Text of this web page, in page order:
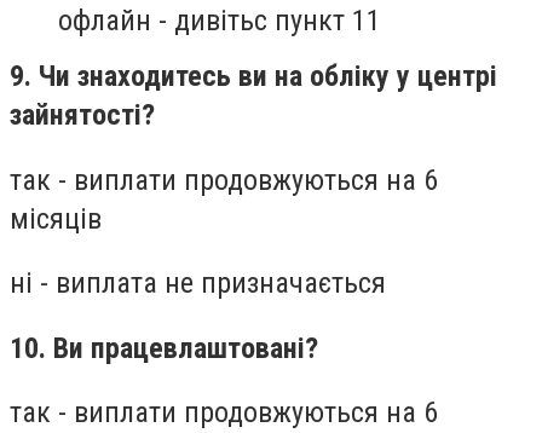
офлайн - дивітьс пункт 11
9. Чи знаходитесь ви на обліку у центрі
зайнятості?
так - виплати продовжуються на 6
місяців
ні - виплата не призначається
10. Ви працевлаштовані?
так - виплати продовжуються на 6